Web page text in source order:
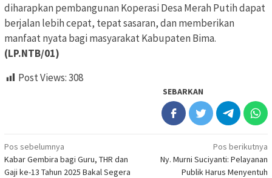
diharapkan pembangunan Koperasi Desa Merah Putih dapat
berjalan lebih cepat, tepat sasaran, dan memberikan
manfaat nyata bagi masyarakat Kabupaten Bima.
(LP.NTB/01)
Post Views:308
SEBARKAN
Navigasi
pos
Pos sebelumnya
Kabar Gembira bagi Guru, THR dan
Gaji ke-13 Tahun 2025 Bakal Segera
Pos berikutnya
Ny. Murni Suciyanti: Pelayanan
Publik Harus Menyentuh